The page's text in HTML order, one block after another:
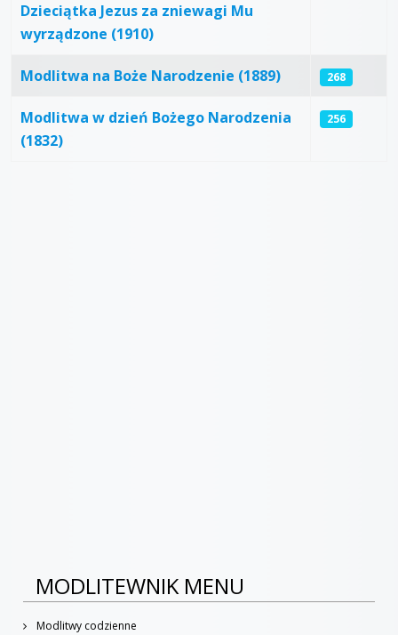
Dzieciątka Jezus za zniewagi Mu
wyrządzone (1910)
Modlitwa na Boże Narodzenie (1889) 268
Modlitwa w dzień Bożego Narodzenia
(1832)
256
MODLITEWNIK MENU
Modlitwy codzienne